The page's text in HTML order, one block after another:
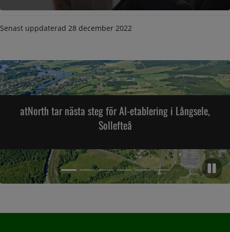
Senast uppdaterad 28 december 2022
atNorth tar nästa steg för AI-etablering i Långsele,
Sollefteå
Artikel 1, (Aktuell artikel)
Artikel 2,Artikel 3,Artikel 4,Artikel 5,Artikel 6,